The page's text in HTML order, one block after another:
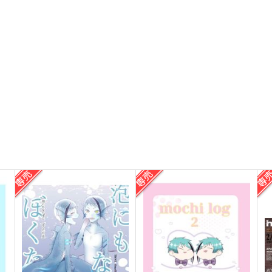
その輪郭を教えて
しおから
944円（税込）
フロイド×ジェイド
サンプル 作品詳細
エイリアンズ・エンパシー
【上】
m.Q
円（税込）
ジェイド×フロイド
サンプル 作品詳細